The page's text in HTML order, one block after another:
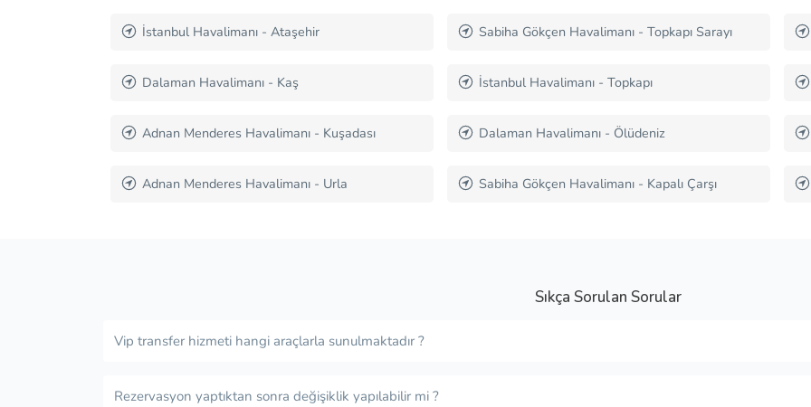
Sabiha Gökçen Havalimanı - Topkapı Sarayı
İstanbul Havalimanı - Topkapı
Dalaman Havalimanı - Ölüdeniz
Sabiha Gökçen Havalimanı - Kapalı Çarşı
Antalya Vip Transfer - vip Flughafen transfer
İstanbul Havalimanı - Şişli
Adnan Menderes Havalimanı - Bornova
Sabiha Gökçen Havalimanı - Esenyurt
Sıkça Sorulan Sorular
Vip transfer hizmeti hangi araçlarla sunulmaktadır ?
Rezervasyon yaptıktan sonra değişiklik yapılabilir mi ?